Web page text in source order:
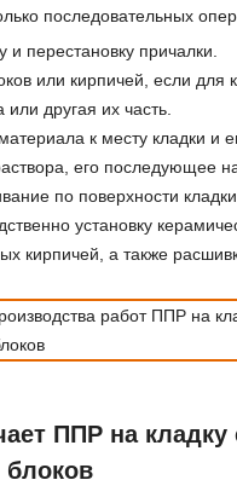
последовательных
и перестановку причалки.
или кирпичей, если для
или другая их часть.
к месту кладки и
его последующее
по поверхности кладки.
установку
кирпичей, а также
ППР на кладку
блоков